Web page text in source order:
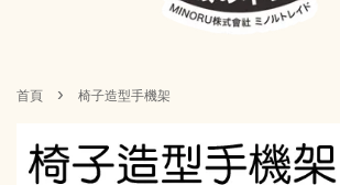
首頁 › 椅子造型手機架